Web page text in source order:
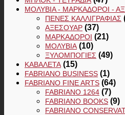
ΜΟΛΎΒΙΑ - ΜΑΡΚΑΔΌΡΟΙ -
ΠΈΝΕΣ ΚΑΛΛΙΓΡΑΦΊΑΣ
ΑΞΕΣΟΥΆΡ (37)
ΜΑΡΚΑΔΌΡΟΙ (21)
ΜΟΛΎΒΙΑ (10)
ΞΥΛΟΜΠΟΓΙΈΣ (49)
ΚΑΒΑΛΈΤΑ (15)
FABRIANO BUSINESS (1)
FABRIANO FINE ARTS (64)
FABRIANO 1264 (7)
FABRIANO BOOKS (9)
FABRIANO